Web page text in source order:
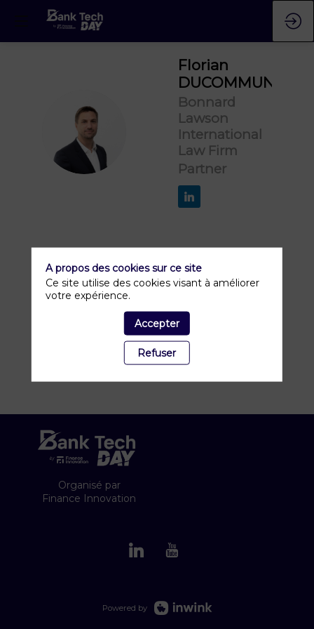
FD
Florian
DUCOMMUN
Bonnard
Lawson
International
Law Firm
Partner
Organisé par
Finance Innovation
Powered by
A propos des cookies sur ce site
Ce site utilise des cookies visant à améliorer
votre expérience.
Accepter
Refuser